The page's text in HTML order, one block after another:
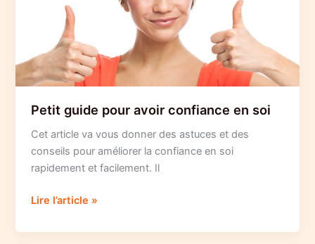
Petit guide pour avoir confiance en soi
Cet article va vous donner des astuces et des
conseils pour améliorer la confiance en soi
rapidement et facilement. Il
Petit
pour
Lire l’article »